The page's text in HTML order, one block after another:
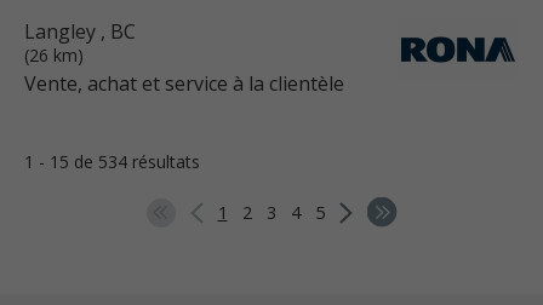
Langley , BC
(26 km)
Vente, achat et service à la clientèle
1 - 15 de 534 résultats
1 2 3 4 5